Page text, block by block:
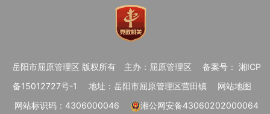
岳阳市屈原管理区 版权所有 主办：屈原管理区
备案号： 湘ICP
备15012727号-1
地址：岳阳市屈原管理区营田镇
网站地图
网站标识码：4306000046
湘公网安备43060202000064